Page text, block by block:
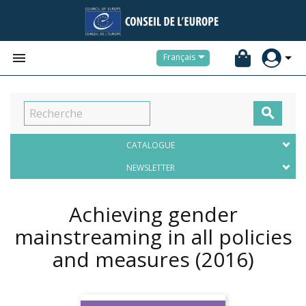
 Français

CATALOGUE
NEWSLETTER
Achieving gender
mainstreaming in all policies
and measures (2016)